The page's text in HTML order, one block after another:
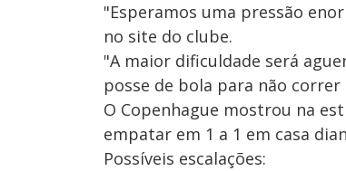
"Esperamos uma pressão
no site do clube.
"A maior dificuldade será
posse de bola para não
O Copenhague mostrou na
empatar em 1 a 1 em casa
Possíveis escalações: